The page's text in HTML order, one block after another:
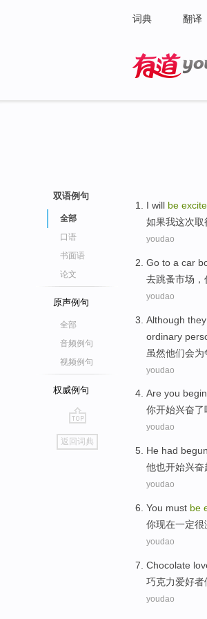
词典 翻译
双语例句
全部
口语
书面语
论文
原声例句
全部
音频例句
视频例句
权威例句
go
top
返回词典
I will be
如果我这次取
youdao
Go to a car
去跳蚤市场，
youdao
Although they
ordinary
虽然他们会为
youdao
Are you
你开始兴奋了
youdao
He had
他也开始兴奋
youdao
You must be
你现在一定很
youdao
Chocolate
巧克力爱好者
youdao